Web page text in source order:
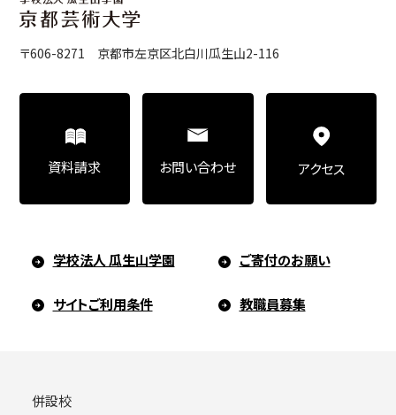
〒606-8271 京都市左京区北白川瓜生山2-116
学校法人 瓜生山学園 ご寄付のお願い
サイトご利用条件 教職員募集
資料請求 お問い合わせ アクセス
併設校